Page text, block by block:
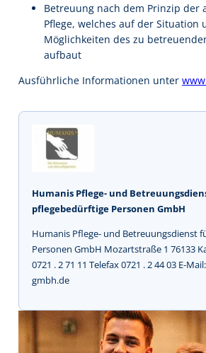
Betreuung nach dem Prinzip der
Pflege, welches auf der Situation
Möglichkeiten des zu
aufbaut
Ausführliche Informationen unter
Humanis Pflege- und
pflegebedürftige Personen GmbH
Humanis Pflege- und Betreuungsdienst
Personen GmbH Mozartstraße 1 76133
0721 . 2 71 11 Telefax 0721 . 2 44 03 E-
gmbh.de